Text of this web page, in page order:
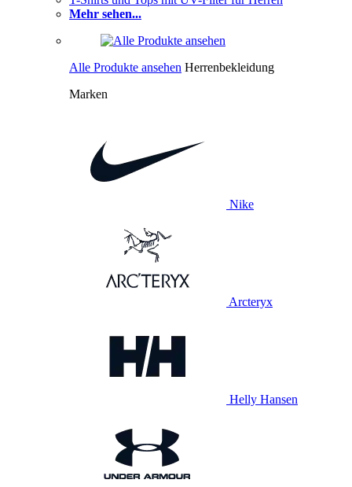
Mehr sehen...
Alle Produkte ansehen Herrenbekleidung
Marken
Nike
Arcteryx
Helly Hansen